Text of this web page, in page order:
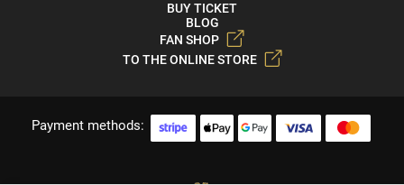
BUY TICKET
BLOG
FAN SHOP
TO THE ONLINE STORE
Payment methods: